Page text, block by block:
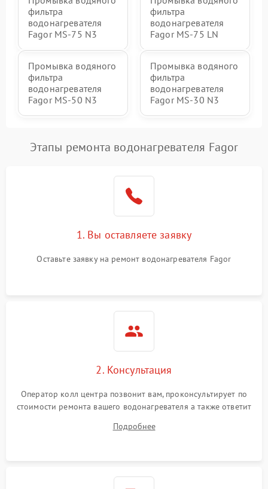
фильтра
водонагревателя
Fagor MS-75 N3
фильтра
водонагревателя
Fagor MS-75 LN
Промывка водяного
фильтра
водонагревателя
Fagor MS-50 N3
Промывка водяного
фильтра
водонагревателя
Fagor MS-30 N3
Этапы ремонта водонагревателя Fagor
1. Вы оставляете заявку
Оставьте заявку на ремонт водонагревателя Fagor
2. Консультация
Оператор колл центра позвонит вам, проконсультирует по
стоимости ремонта вашего водонагревателя а также ответит
Подробнее